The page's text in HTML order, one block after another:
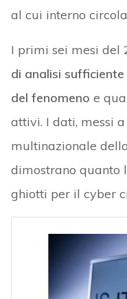
al cui interno
I primi sei mesi del
di analisi
del fenomeno e
attivi. I dati, messi
multinazionale
dimostrano quanto
ghiotti per il cyber